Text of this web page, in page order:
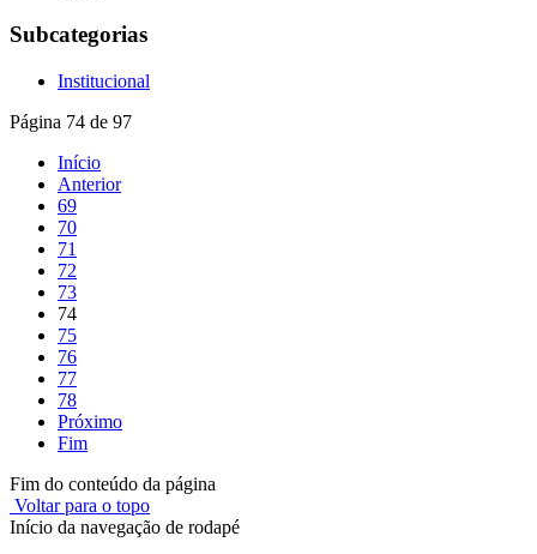
Subcategorias
Institucional
Página 74 de 97
Início
Anterior
69
70
71
72
73
74
75
76
77
78
Próximo
Fim
Fim do conteúdo da página
Voltar para o topo
Início da navegação de rodapé